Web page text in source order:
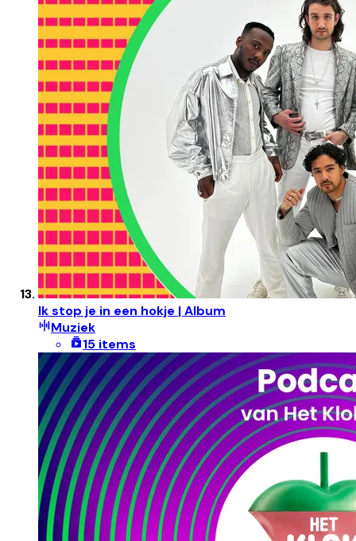
Ik stop je in een hokje | Album
Muziek
15 items